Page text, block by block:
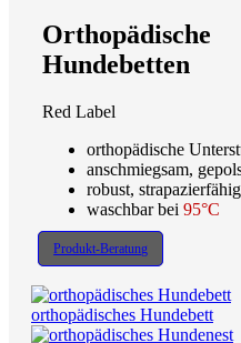
Orthopädische
Hundebetten
Red Label
orthopädische
anschmiegsam,
robust,
waschbar bei 95°C
Produkt-Beratung
orthopädisches Hundebett